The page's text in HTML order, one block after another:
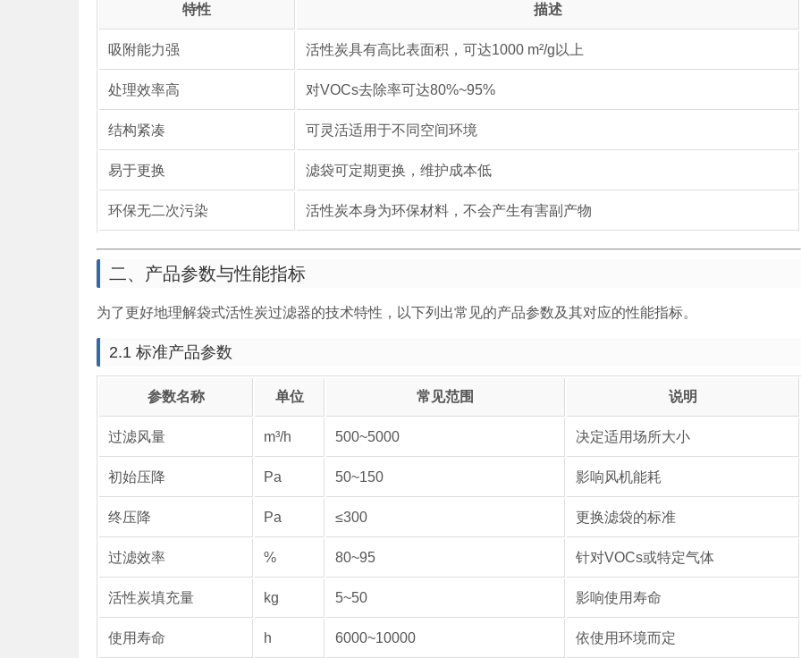
特性 描述
吸附能力强 活性炭具有高比表面积，可达1000 m²/g以上
处理效率高 对VOCs去除率可达80%~95%
结构紧凑 可灵活适用于不同空间环境
易于更换 滤袋可定期更换，维护成本低
环保无二次污染 活性炭本身为环保材料，不会产生有害副产物
二、产品参数与性能指标
为了更好地理解袋式活性炭过滤器的技术特性，以下列出常见的产品参数及其对应的性能指标。
2.1 标准产品参数
参数名称 单位 常见范围 说明
过滤风量 m³/h 500~5000 决定适用场所大小
初始压降 Pa 50~150 影响风机能耗
终压降 Pa ≤300 更换滤袋的标准
过滤效率 % 80~95 针对VOCs或特定气体
活性炭填充量 kg 5~50 影响使用寿命
使用寿命 h 6000~10000 依使用环境而定